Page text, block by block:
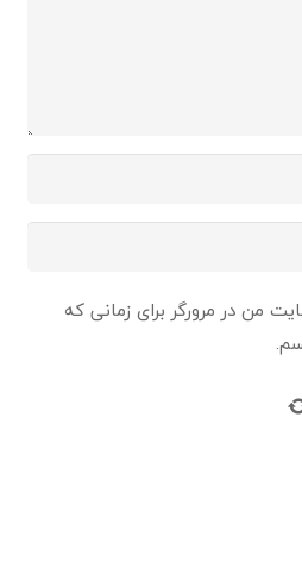
من در مرورگر برای زمانی که